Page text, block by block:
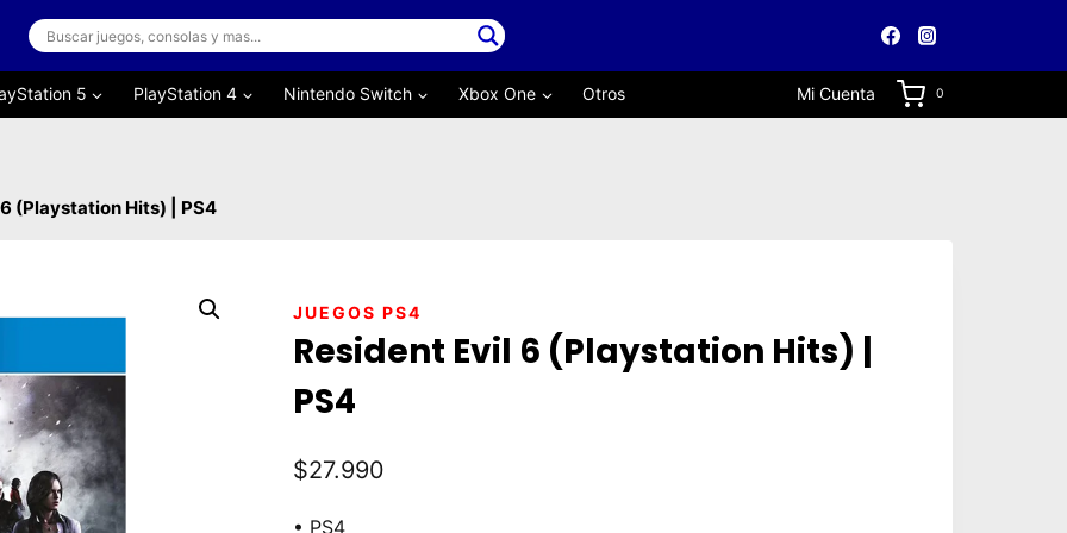
5 PlayStation 4 Nintendo Switch Xbox One Otros Mi Cuenta 0
(Playstation Hits) | PS4
JUEGOS PS4
Resident Evil 6 (Playstation Hits) |
PS4
$27.990
• PS4